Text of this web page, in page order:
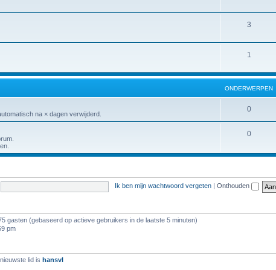
3
1
ONDERWERPEN
na × dagen verwijderd.
0
0
Ik ben mijn wachtwoord vergeten Onthouden
gasten (gebaseerd op actieve gebruikers in de laatste 5 minuten)
pm
lid is hansvl